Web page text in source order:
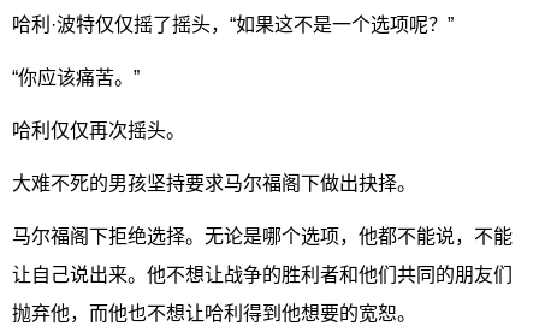
哈利·波特仅仅摇了摇头，“如果这不是一个选项呢？”
“你应该痛苦。”
哈利仅仅再次摇头。
大难不死的男孩坚持要求马尔福阁下做出抉择。
马尔福阁下拒绝选择。无论是哪个选项，他都不能说，不能
让自己说出来。他不想让战争的胜利者和他们共同的朋友们
抛弃他，而他也不想让哈利得到他想要的宽恕。